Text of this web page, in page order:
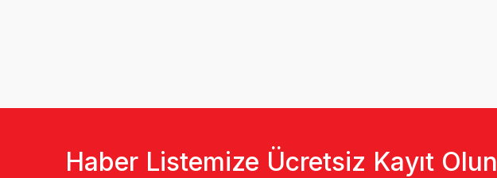
Haber Listemize Ücretsiz Kayıt Olun